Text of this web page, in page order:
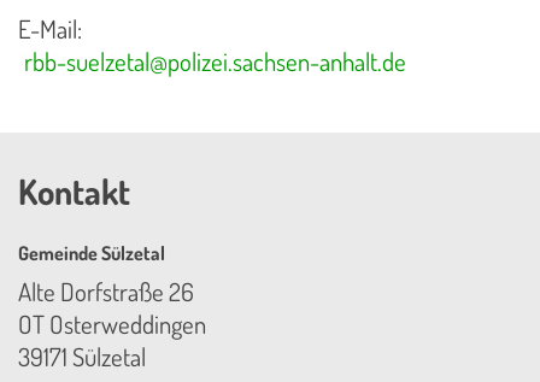
E-Mail:
rbb-suelzetal@polizei.sachsen-anhalt.de
Kontakt
Gemeinde Sülzetal
Alte Dorfstraße 26
OT Osterweddingen
39171 Sülzetal